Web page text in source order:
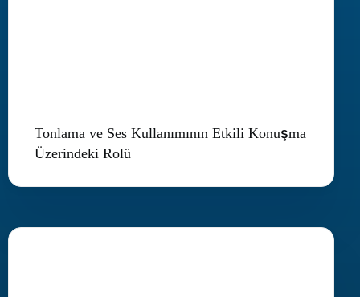
Tonlama ve Ses Kullanımının Etkili Konuşma
Üzerindeki Rolü